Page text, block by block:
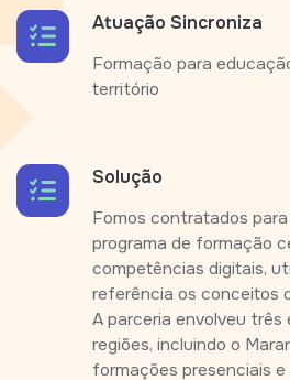
Atuação Sincroniza
Formação para
território
Solução
Fomos contratados
programa de formação
competências digitais,
referência os conceitos
A parceria envolveu
regiões, incluindo o
formações presenciais e